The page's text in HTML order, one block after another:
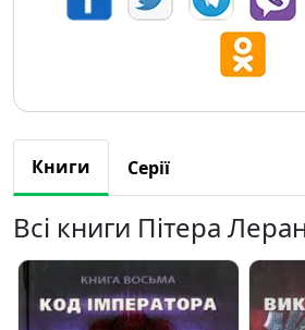
Книги Серії
Всі книги Пітера